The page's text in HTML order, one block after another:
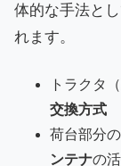
体的な手法と
れます。
トラクタ
交換方式
荷台部分
ンテナの